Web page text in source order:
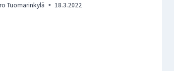
Tuomarinkylä 18.3.2022